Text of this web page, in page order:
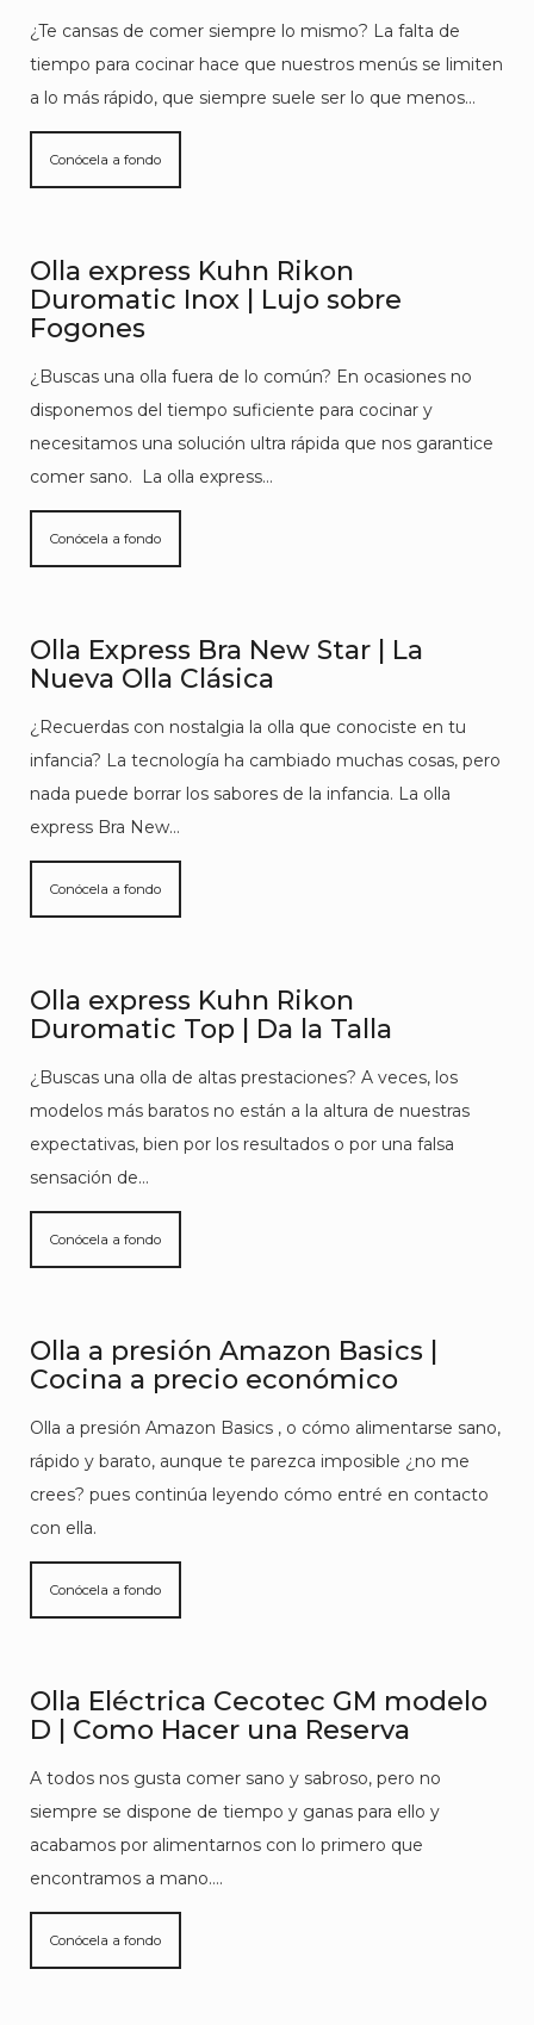
¿Te cansas de comer siempre lo mismo? La falta de
tiempo para cocinar hace que nuestros menús se limiten
a lo más rápido, que siempre suele ser lo que menos…
Conócela a fondo
Olla express Kuhn Rikon
Duromatic Inox | Lujo sobre
Fogones
¿Buscas una olla fuera de lo común? En ocasiones no
disponemos del tiempo suficiente para cocinar y
necesitamos una solución ultra rápida que nos garantice
comer sano. La olla express…
Conócela a fondo
Olla Express Bra New Star | La
Nueva Olla Clásica
¿Recuerdas con nostalgia la olla que conociste en tu
infancia? La tecnología ha cambiado muchas cosas, pero
nada puede borrar los sabores de la infancia. La olla
express Bra New…
Conócela a fondo
Olla express Kuhn Rikon
Duromatic Top | Da la Talla
¿Buscas una olla de altas prestaciones? A veces, los
modelos más baratos no están a la altura de nuestras
expectativas, bien por los resultados o por una falsa
sensación de…
Conócela a fondo
Olla a presión Amazon Basics |
Cocina a precio económico
Olla a presión Amazon Basics , o cómo alimentarse sano,
rápido y barato, aunque te parezca imposible ¿no me
crees? pues continúa leyendo cómo entré en contacto
con ella.
Conócela a fondo
Olla Eléctrica Cecotec GM modelo
D | Como Hacer una Reserva
A todos nos gusta comer sano y sabroso, pero no
siempre se dispone de tiempo y ganas para ello y
acabamos por alimentarnos con lo primero que
encontramos a mano….
Conócela a fondo